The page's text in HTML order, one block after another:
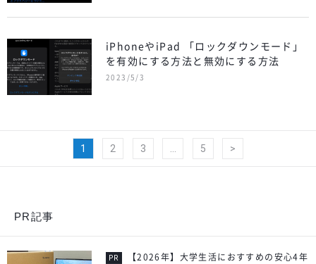
iPhoneやiPad 「ロックダウンモード」
を有効にする方法と無効にする方法
2023/5/3
1 2 3 5 >
PR記事
【2026年】大学生活におすすめの安心4年